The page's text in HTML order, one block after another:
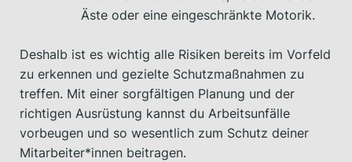
Äste oder eine eingeschränkte Motorik.
Deshalb ist es wichtig alle Risiken bereits im Vorfeld
zu erkennen und gezielte Schutzmaßnahmen zu
treffen. Mit einer sorgfältigen Planung und der
richtigen Ausrüstung kannst du Arbeitsunfälle
vorbeugen und so wesentlich zum Schutz deiner
Mitarbeiter*innen beitragen.